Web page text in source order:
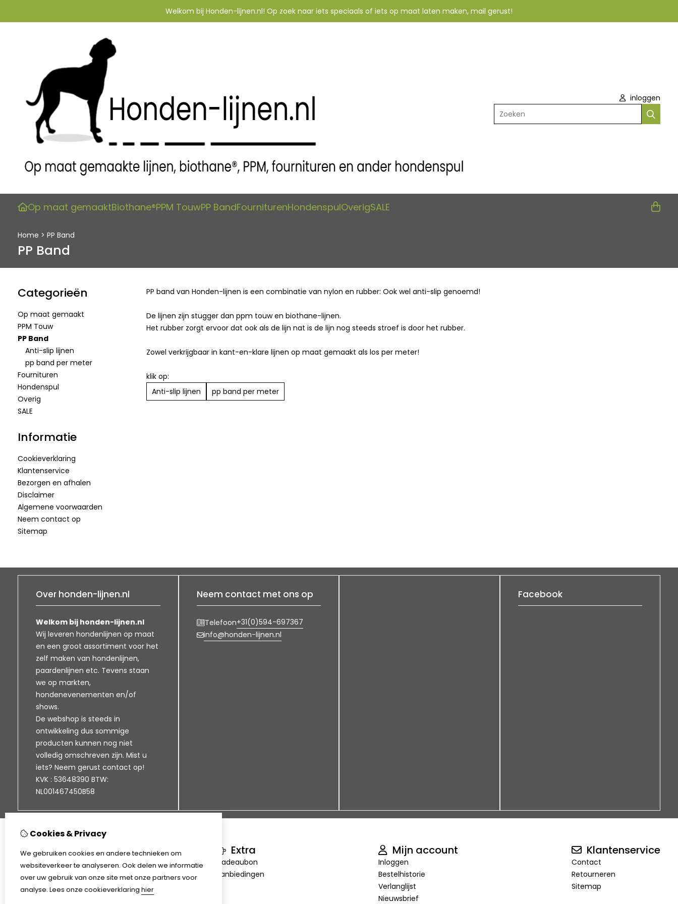
Welkom bij Honden-lijnen.nl! Op zoek naar iets speciaals of iets op maat laten maken, mail gerust!
inloggen
Zoeken
Op maat gemaaktBiothane®PPM TouwPP BandFourniturenHondenspulOverigSALE
Home > PP Band
PP Band
Categorieën
Op maat gemaakt
PPM Touw
PP Band
Anti-slip lijnen
pp band per meter
Fournituren
Hondenspul
Overig
SALE
Informatie
Cookieverklaring
Klantenservice
Bezorgen en afhalen
Disclaimer
Algemene voorwaarden
Neem contact op
Sitemap
PP band van Honden-lijnen is een combinatie van nylon en rubber: Ook wel anti-slip genoemd!
De lijnen zijn stugger dan ppm touw en biothane-lijnen.
Het rubber zorgt ervoor dat ook als de lijn nat is de lijn nog steeds stroef is door het rubber.
Zowel verkrijgbaar in kant-en-klare lijnen op maat gemaakt als los per meter!
klik op:
Anti-slip lijnen
pp band per meter
Over honden-lijnen.nl
Welkom bij honden-lijnen.nl
Wij leveren hondenlijnen op maat
en een groot assortiment voor het
zelf maken van hondenlijnen,
paardenlijnen etc. Tevens staan
we op markten,
hondenevenementen en/of
shows.
De webshop is steeds in
ontwikkeling dus sommige
producten kunnen nog niet
volledig omschreven zijn. Mist u
iets? Neem gerust contact op!
KVK : 53648390 BTW:
NL001467450B58
Neem contact met ons op
Telefoon+31(0)594-697367
info@honden-lijnen.nl
Facebook
Informatie
Klantenservice
Bezorgen en afhalen
Disclaimer
Extra
Cadeaubon
Aanbiedingen
Mijn account
Inloggen
Bestelhistorie
Verlanglijst
Nieuwsbrief
Klantenservice
Contact
Retourneren
Sitemap
Cookies & Privacy
We gebruiken cookies en andere technieken om
websiteverkeer te analyseren. Ook delen we informatie
over uw gebruik van onze site met onze partners voor
analyse. Lees onze cookieverklaring hier